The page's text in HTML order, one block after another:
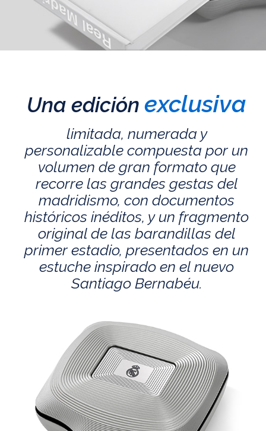
Una edición exclusiva
limitada, numerada y
personalizable compuesta por un
volumen de gran formato que
recorre las grandes gestas del
madridismo, con documentos
históricos inéditos, y un fragmento
original de las barandillas del
primer estadio, presentados en un
estuche inspirado en el nuevo
Santiago Bernabéu.